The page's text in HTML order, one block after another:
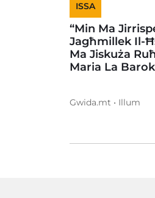
ISSA
“Min Ma
Jagħmillek Il-
Ma Jiskuża
Maria La
Gwida.mt • Illum